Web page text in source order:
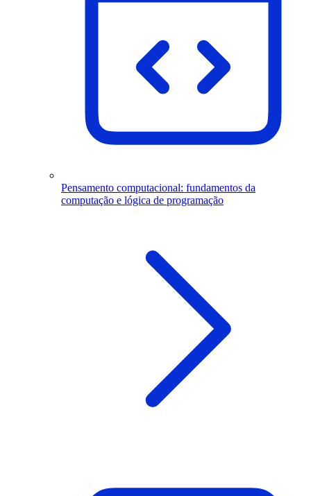
Pensamento computacional: fundamentos da
computação e lógica de programação